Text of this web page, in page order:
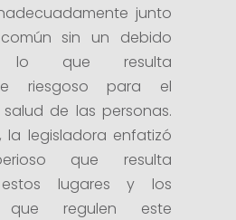
junto
sin un debido
lo que resulta
riesgoso para el
de las personas.
la legisladora enfatizó
que resulta
estos lugares y los
que regulen este